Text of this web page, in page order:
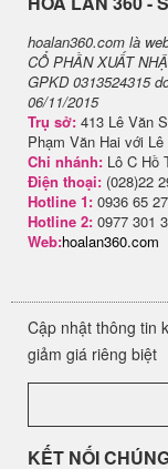
hoalan360.com là
CỔ PHẦN XUẤT
GPKD 0313524315
06/11/2015
Trụ sở: 413 Lê Văn
Phạm Văn Hai với
Chi nhánh: Lô C Hồ
Điện thoại: (028)22
Hotline 1: 0936 65
Hotline 2: 0977 301
Web:hoalan360.com
Cập nhật thông tin
giảm giá riêng biệt
KẾT NỐI